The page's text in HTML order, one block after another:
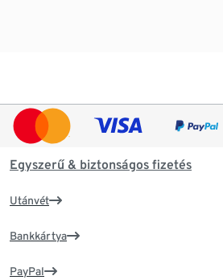
Egyszerű & biztonságos fizetés
Utánvét
Bankkártya
PayPal